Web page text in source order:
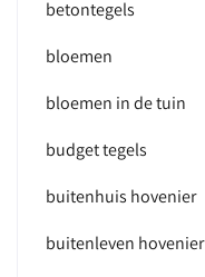
betontegels
bloemen
bloemen in de tuin
budget tegels
buitenhuis hovenier
buitenleven hovenier